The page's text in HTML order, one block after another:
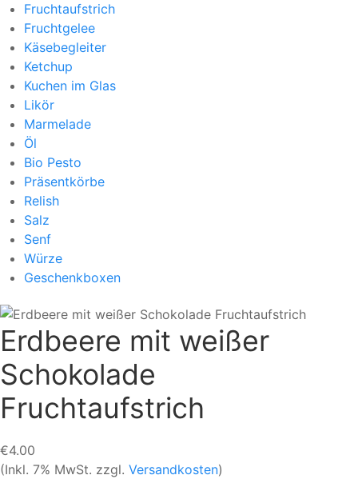
Fruchtaufstrich
Fruchtgelee
Käsebegleiter
Ketchup
Kuchen im Glas
Likör
Marmelade
Öl
Bio Pesto
Präsentkörbe
Relish
Salz
Senf
Würze
Geschenkboxen
Erdbeere mit weißer
Schokolade
Fruchtaufstrich
€4.00
(Inkl. 7% MwSt. zzgl. Versandkosten)